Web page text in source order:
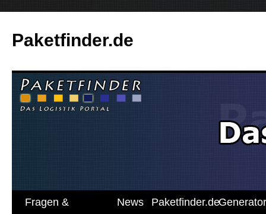
Paketfinder.de
Fragen &
News Paketfinder.deGenerator